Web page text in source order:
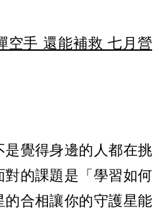
手 還能補救 七月營
覺得身邊的人都在挑
的課題是「學習如何
合相讓你的守護星能